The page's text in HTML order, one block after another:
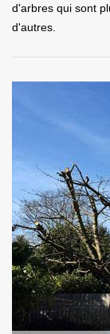
d'arbres qui sont
d'autres.